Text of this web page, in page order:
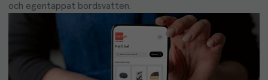
och egentappat bordsvatten.